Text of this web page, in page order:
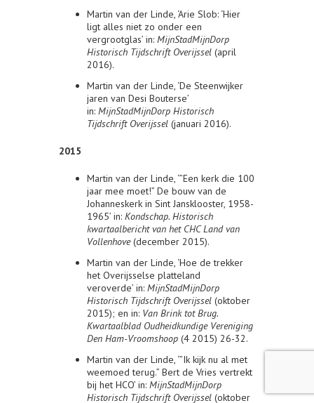
Martin van der Linde, ‘Arie Slob: ‘Hier
ligt alles niet zo onder een
vergrootglas’ in: MijnStadMijnDorp
Historisch Tijdschrift Overijssel (april
2016).
Martin van der Linde, ‘De Steenwijker
jaren van Desi Bouterse’
in: MijnStadMijnDorp Historisch
Tijdschrift Overijssel (januari 2016).
2015
Martin van der Linde, ‘”Een kerk die 100
jaar mee moet!” De bouw van de
Johanneskerk in Sint Jansklooster, 1958-
1965’ in: Kondschap. Historisch
kwartaalbericht van het CHC Land van
Vollenhove(december 2015).
Martin van der Linde, ‘Hoe de trekker
het Overijsselse platteland
veroverde’ in: MijnStadMijnDorp
Historisch Tijdschrift Overijssel (oktober
2015); en in: Van Brink tot Brug.
Kwartaalblad Oudheidkundige Vereniging
Den Ham-Vroomshoop (4 2015) 26-32.
Martin van der Linde, ‘”Ik kijk nu al met
weemoed terug.” Bert de Vries vertrekt
bij het HCO’ in: MijnStadMijnDorp
Historisch Tijdschrift Overijssel (oktober